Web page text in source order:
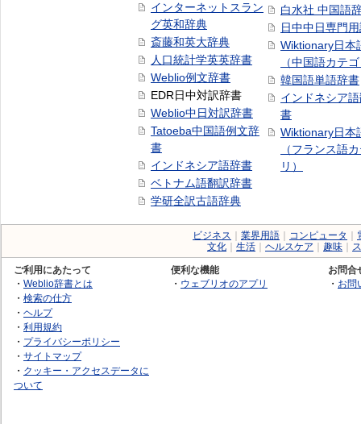
インターネットスラン
グ英和辞典
斎藤和英大辞典
人口統計学英英辞書
Weblio例文辞書
EDR日中対訳辞書
Weblio中日対訳辞書
Tatoeba中国語例文辞
書
インドネシア語辞書
ベトナム語翻訳辞書
学研全訳古語辞典
白水社 中国語
日中中日専門
Wiktionary日本
（中国語カテ
韓国語単語辞書
インドネシア
書
Wiktionary日本
（フランス語
リ）
ビジネス 業界用語 コンピュータ
文化
生活 ヘルスケア 趣味
ご利用にあたって
・ Weblio辞書とは
・ 検索の仕方
・ ヘルプ
・ 利用規約
・ プライバシーポリシー
・ サイトマップ
・ クッキー・アクセスデータに
ついて
便利な機能
・ ウェブリオのアプリ
お問合
・ お問